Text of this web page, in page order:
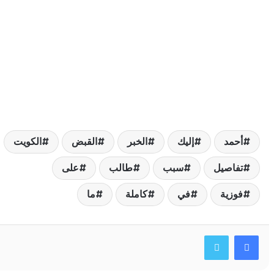
إليك الخبر القبض الكويت
سبب طالب على
في كاملة ما